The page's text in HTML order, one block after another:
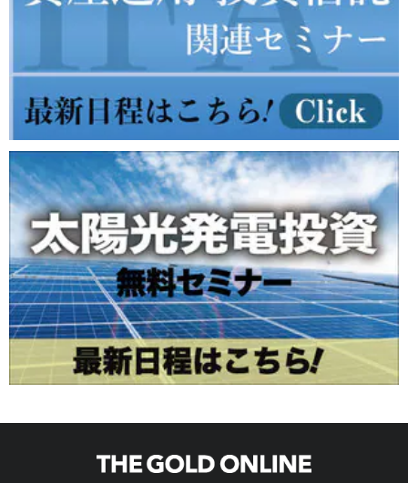
【0132】 新設のコインランドリー
【0130】 リピーターを多く抱える飲食店